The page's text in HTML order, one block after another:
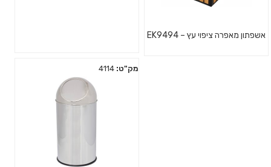
אשפתון מאפרה ציפוי עץ – EK9494
מק"ט: 4114